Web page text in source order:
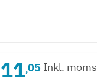
11,05 Inkl. moms